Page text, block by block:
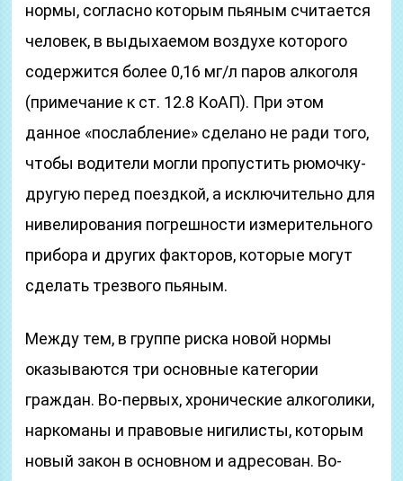
нормы, согласно которым пьяным считается
человек, в выдыхаемом воздухе которого
содержится более 0,16 мг/л паров алкоголя
(примечание к ст. 12.8 КоАП). При этом
данное «послабление» сделано не ради того,
чтобы водители могли пропустить рюмочку-
другую перед поездкой, а исключительно для
нивелирования погрешности измерительного
прибора и других факторов, которые могут
сделать трезвого пьяным.
Между тем, в группе риска новой нормы
оказываются три основные категории
граждан. Во-первых, хронические алкоголики,
наркоманы и правовые нигилисты, которым
новый закон в основном и адресован. Во-